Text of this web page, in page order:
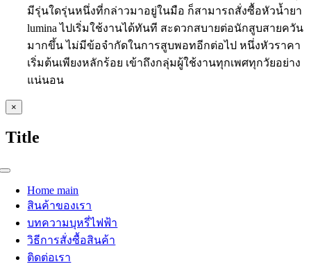
มีรุ่นใดรุ่นหนึ่งที่กล่าวมาอยู่ในมือ ก็สามารถสั่งซื้อหัวน้ำยา
lumina ไปเริ่มใช้งานได้ทันที สะดวกสบายต่อนักสูบสายควัน
มากขึ้น ไม่มีข้อจำกัดในการสูบพอทอีกต่อไป หนึ่งหัวราคา
เริ่มต้นเพียงหลักร้อย เข้าถึงกลุ่มผู้ใช้งานทุกเพศทุกวัยอย่าง
แน่นอน
Close
product
view
×
Title
Toggle
NavigationHome main
สินค้าของเรา
บทความบุหรี่ไฟฟ้า
วิธีการสั่งซื้อสินค้า
ติดต่อเรา